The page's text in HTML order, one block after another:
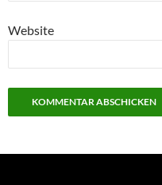
Website